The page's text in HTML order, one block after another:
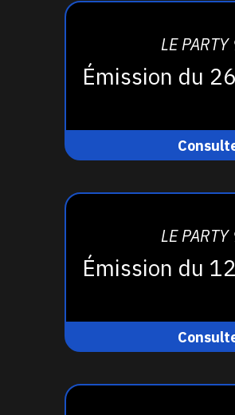
LE
Émission du
LE
Émission du